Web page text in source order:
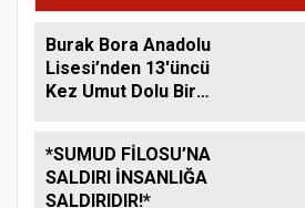
Burak Bora Anadolu
Lisesi’nden 13'üncü
Kez Umut Dolu Bir
*SUMUD FİLOSU’NA
SALDIRI İNSANLIĞA
SALDIRIDIR!*